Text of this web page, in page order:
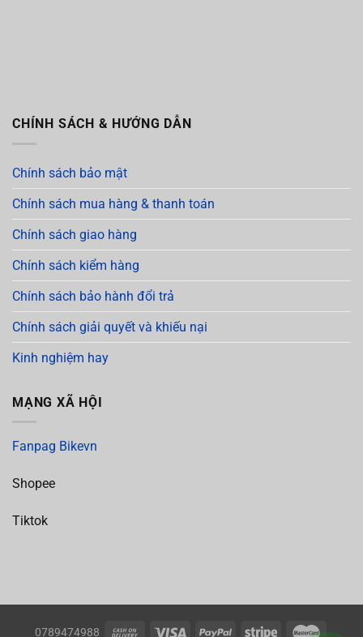
CHÍNH SÁCH & HƯỚNG DẪN
Chính sách bảo mật
Chính sách mua hàng & thanh toán
Chính sách giao hàng
Chính sách kiểm hàng
Chính sách bảo hành đổi trả
Chính sách giải quyết và khiếu nại
Kinh nghiệm hay
MẠNG XÃ HỘI
Fanpag Bikevn
Shopee
Tiktok
0789474988